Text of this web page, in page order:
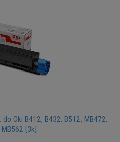
Oki B412, B432, B512, MB472,
[3k]